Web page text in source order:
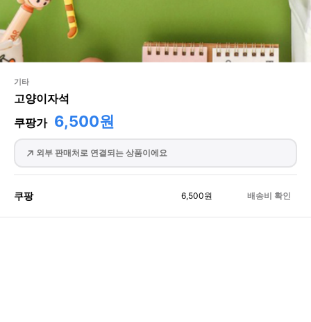
기타
고양이자석
쿠팡가 6,500원
외부 판매처로 연결되는 상품이에요
쿠팡 6,500원 배송비 확인